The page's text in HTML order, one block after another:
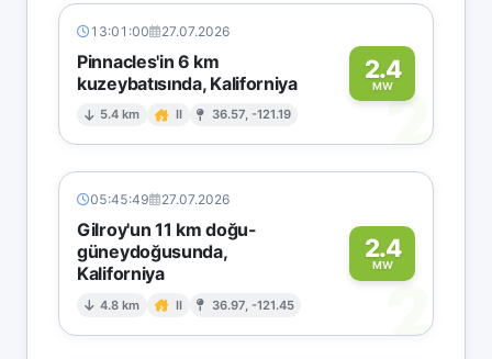
13:01:00 27.07.2026
Pinnacles'in 6 km
kuzeybatısında, Kaliforniya
5.4 km II 36.57, -121.19
2.4
MW2
05:45:49 27.07.2026
Gilroy'un 11 km doğu-
güneydoğusunda,
Kaliforniya
4.8 km II 36.97, -121.45
2.4
MW
2